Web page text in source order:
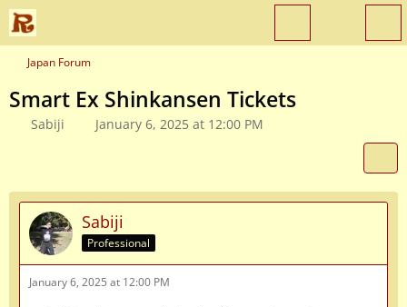
Japan Forum
Smart Ex Shinkansen Tickets
Sabiji January 6, 2025 at 12:00 PM
Sabiji
Professional
January 6, 2025 at 12:00 PM